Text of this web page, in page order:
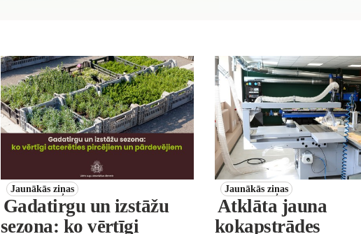
Jaunākās ziņas
Gadatirgu un izstāžu
sezona: ko vērtīgi
Jaunākās ziņas
Atklāta jauna
kokapstrādes